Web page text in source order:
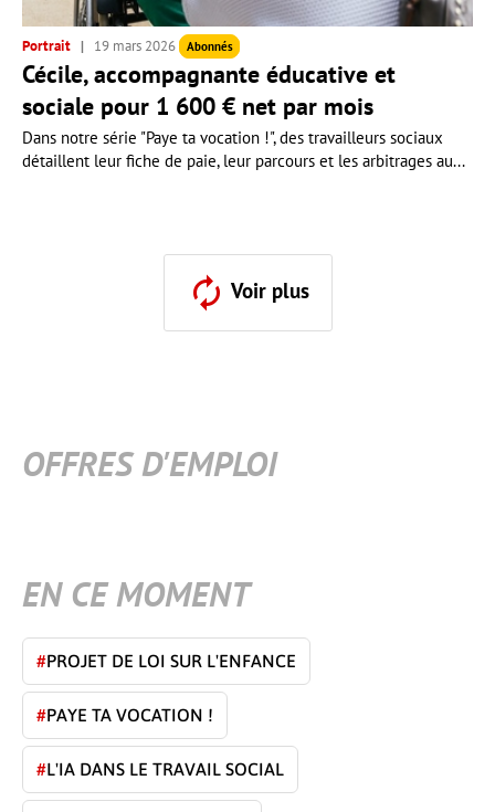
Portrait 19 mars 2026 Abonnés
Cécile, accompagnante éducative et
sociale pour 1 600 € net par mois
Dans notre série "Paye ta vocation !", des travailleurs sociaux
détaillent leur fiche de paie, leur parcours et les arbitrages au...
Voir plus
OFFRES D'EMPLOI
EN CE MOMENT
#PROJET DE LOI SUR L'ENFANCE
#PAYE TA VOCATION !
#L'IA DANS LE TRAVAIL SOCIAL